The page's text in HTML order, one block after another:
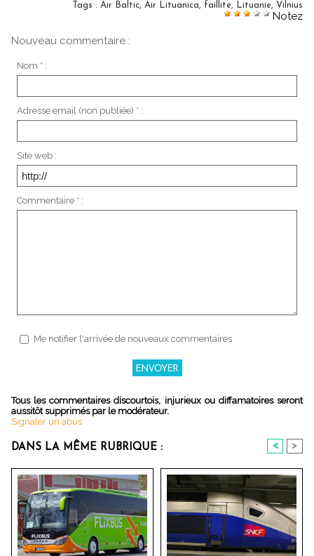
Tags : Air Baltic, Air Lituanica, faillite, Lituanie, Vilnius
Notez
Nouveau commentaire :
Nom * :
Adresse email (non publiée) * :
Site web :
Commentaire * :
Me notifier l'arrivée de nouveaux commentaires
Tous les commentaires discourtois, injurieux ou diffamatoires seront
aussitôt supprimés par le modérateur.
Signaler un abus
DANS LA MÊME RUBRIQUE : < >